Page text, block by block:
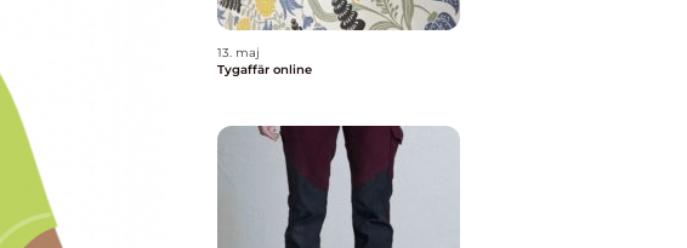
13. maj
Tygaffär online